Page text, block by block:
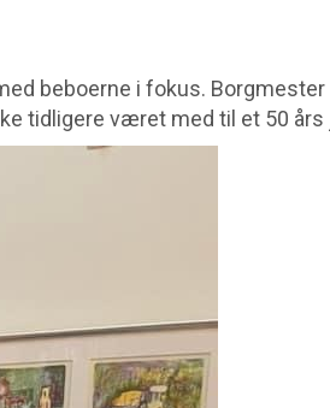
beboerne i fokus. Borgmester
tidligere været med til et 50